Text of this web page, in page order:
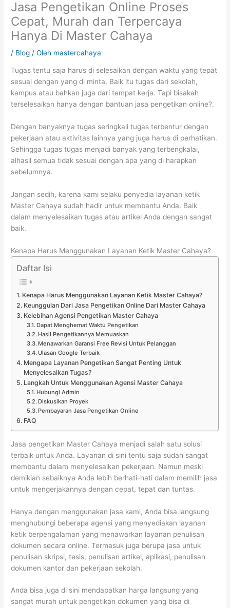
Jasa Pengetikan Online Proses
Cepat, Murah dan Terpercaya
Hanya Di Master Cahaya
/ Blog / Oleh mastercahaya
Tugas tentu saja harus di selesaikan dengan waktu yang tepat
sesuai dengan yang di minta. Baik itu tugas dari sekolah,
kampus atau bahkan juga dari tempat kerja. Tapi bisakah
terselesaikan hanya dengan bantuan jasa pengetikan online?.
Dengan banyaknya tugas seringkali tugas terbentur dengan
pekerjaan atau aktivitas lainnya yang juga harus di perhatikan.
Sehingga tugas tugas menjadi banyak yang terbengkalai,
alhasil semua tidak sesuai dengan apa yang di harapkan
sebelumnya.
Jangan sedih, karena kami selaku penyedia layanan ketik
Master Cahaya sudah hadir untuk membantu Anda. Baik
dalam menyelesaikan tugas atau artikel Anda dengan sangat
baik.
Kenapa Harus Menggunakan Layanan Ketik Master Cahaya?
Daftar Isi
Kenapa Harus Menggunakan Layanan Ketik Master Cahaya?
Keunggulan Dari Jasa Pengetikan Online Dari Master Cahaya
Kelebihan Agensi Pengetikan Master Cahaya
Dapat Menghemat Waktu Pengetikan
Hasil Pengetikannya Memuaskan
Menawarkan Garansi Free Revisi Untuk Pelanggan
Ulasan Google Terbaik
Mengapa Layanan Pengetikan Sangat Penting Untuk
Menyelesaikan Tugas?
Langkah Untuk Menggunakan Agensi Master Cahaya
Hubungi Admin
Diskusikan Proyek
Pembayaran Jasa Pengetikan Online
FAQ
Jasa pengetikan Master Cahaya menjadi salah satu solusi
terbaik untuk Anda. Layanan di sini tentu saja sudah sangat
membantu dalam menyelesaikan pekerjaan. Namun meski
demikian sebaiknya Anda lebih berhati-hati dalam memilih jasa
untuk mengerjakannya dengan cepat, tepat dan tuntas.
Hanya dengan menggunakan jasa kami, Anda bisa langsung
menghubungi beberapa agensi yang menyediakan layanan
ketik berpengalaman yang menawarkan layanan penulisan
dokumen secara online. Termasuk juga berupa jasa untuk
penulisan skripsi, tesis, penulisan artikel, aplikasi, penulisan
dokumen kantor dan pekerjaan sekolah.
Anda bisa juga di sini mendapatkan harga langsung yang
sangat murah untuk pengetikan dokumen yang bisa di